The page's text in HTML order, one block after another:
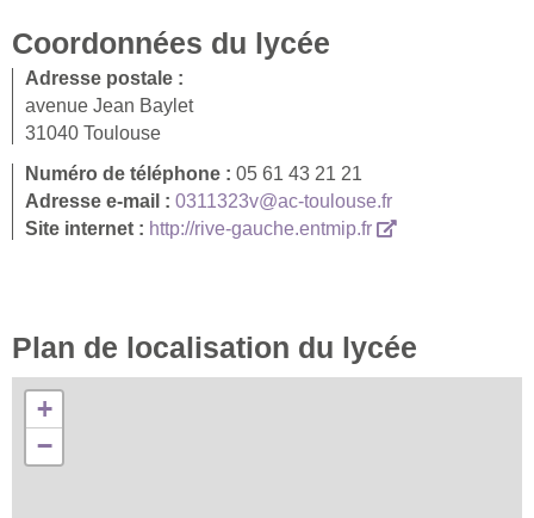
Coordonnées du lycée
Adresse postale :
avenue Jean Baylet
31040 Toulouse
Numéro de téléphone : 05 61 43 21 21
Adresse e-mail : 0311323v@ac-toulouse.fr
Site internet : http://rive-gauche.entmip.fr
Plan de localisation du lycée
+
−